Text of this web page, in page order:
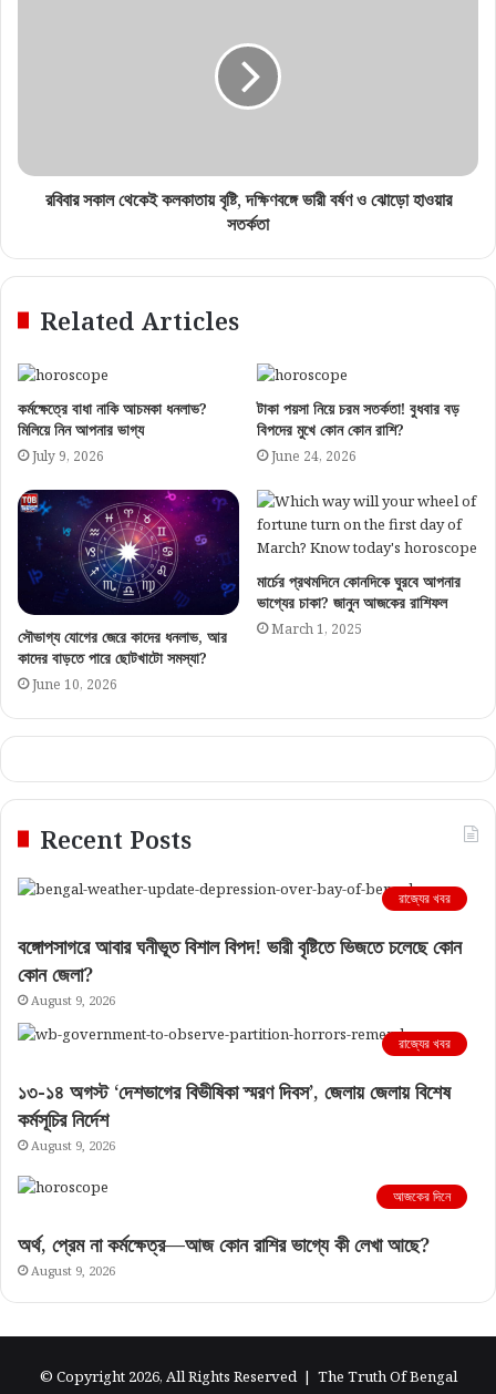
রবিবার সকাল থেকেই কলকাতায় বৃষ্টি, দক্ষিণবঙ্গে ভারী বর্ষণ ও ঝোড়ো হাওয়ার
সতর্কতা
Related Articles
কর্মক্ষেত্রে বাধা নাকি আচমকা ধনলাভ?
মিলিয়ে নিন আপনার ভাগ্য
July 9, 2026
টাকা পয়সা নিয়ে চরম সতর্কতা! বুধবার বড়
বিপদের মুখে কোন কোন রাশি?
June 24, 2026
সৌভাগ্য যোগের জেরে কাদের ধনলাভ, আর
কাদের বাড়তে পারে ছোটখাটো সমস্যা?
June 10, 2026
মার্চের প্রথমদিনে কোনদিকে ঘুরবে আপনার
ভাগ্যের চাকা? জানুন আজকের রাশিফল
March 1, 2025
Recent Posts
রাজ্যের খবর
বঙ্গোপসাগরে আবার ঘনীভূত বিশাল বিপদ! ভারী বৃষ্টিতে ভিজতে চলেছে কোন
কোন জেলা?
August 9, 2026
রাজ্যের খবর
১৩-১৪ অগস্ট ‘দেশভাগের বিভীষিকা স্মরণ দিবস’, জেলায় জেলায় বিশেষ
কর্মসূচির নির্দেশ
August 9, 2026
আজকের দিনে
অর্থ, প্রেম না কর্মক্ষেত্র—আজ কোন রাশির ভাগ্যে কী লেখা আছে?
August 9, 2026
© Copyright 2026, All Rights Reserved | The Truth Of Bengal